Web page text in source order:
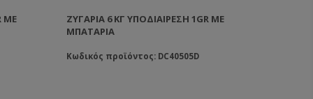
ΜΕ
ΖΥΓΑΡΙΆ 6 ΚΓ ΥΠΟΔΙΑΊΡΕΣΗ 1GR ΜΕ
ΜΠΑΤΑΡΊΑ
Κωδικός προϊόντος: DC40505D